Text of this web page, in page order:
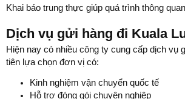
Khai báo trung thực giúp quá trình thông
Dịch vụ gửi hàng đi Kuala
Hiện nay có nhiều công ty cung cấp dịch vụ
tiên lựa chọn đơn vị có:
Kinh nghiệm vận chuyển quốc tế
Hỗ trợ đóng gói chuyên nghiệp